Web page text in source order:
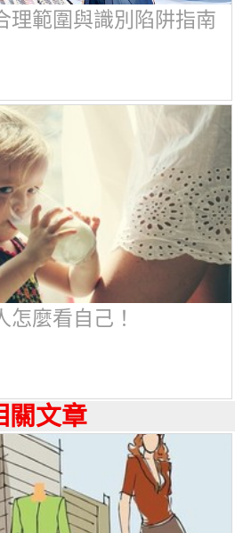
理範圍與識別陷阱指南
怎麼看自己！
關文章